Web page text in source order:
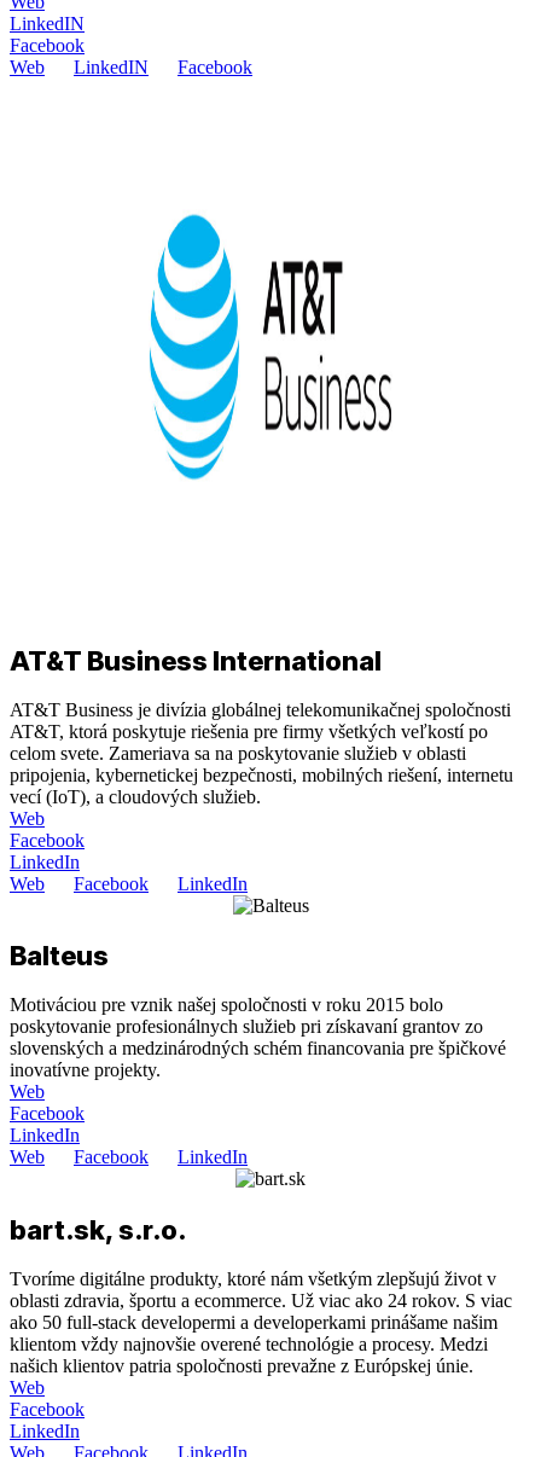
LinkedIN
Facebook
Web
LinkedIN Facebook
AT&T Business International
AT&T Business je divízia globálnej telekomunikačnej spoločnosti
AT&T, ktorá poskytuje riešenia pre firmy všetkých veľkostí po
celom svete. Zameriava sa na poskytovanie služieb v oblasti
pripojenia, kybernetickej bezpečnosti, mobilných riešení, internetu
vecí (IoT), a cloudových služieb.
Web
Facebook
LinkedIn
Web
Facebook LinkedIn
Balteus
Motiváciou pre vznik našej spoločnosti v roku 2015 bolo
poskytovanie profesionálnych služieb pri získavaní grantov zo
slovenských a medzinárodných schém financovania pre špičkové
inovatívne projekty.
Web
Facebook
LinkedIn
Web
Facebook LinkedIn
bart.sk, s.r.o.
Tvoríme digitálne produkty, ktoré nám všetkým zlepšujú život v
oblasti zdravia, športu a ecommerce. Už viac ako 24 rokov. S viac
ako 50 full-stack developermi a developerkami prinášame našim
klientom vždy najnovšie overené technológie a procesy. Medzi
našich klientov patria spoločnosti prevažne z Európskej únie.
Web
Facebook
LinkedIn
Web
Facebook LinkedIn